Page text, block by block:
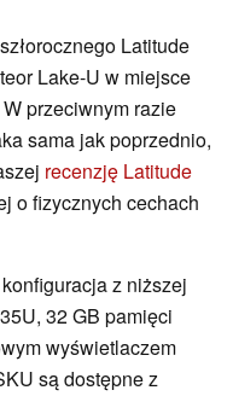
Latitude
Lake-U w miejsce
przeciwnym razie
sama jak poprzednio,
recenzję Latitude
o fizycznych cechach
z niższej
32 GB pamięci
wyświetlaczem
są dostępne z